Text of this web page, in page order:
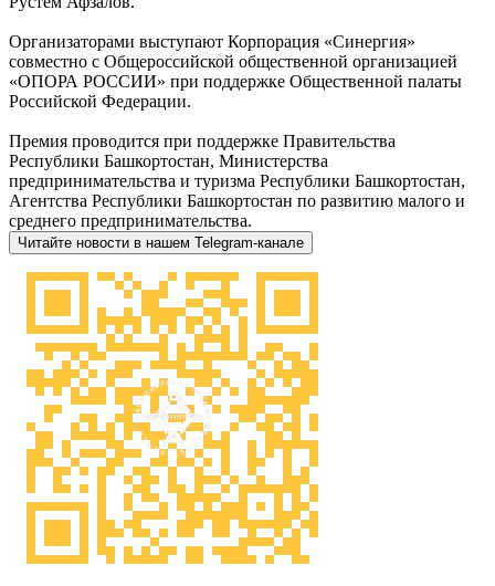
Организаторами выступают Корпорация «Синергия»
совместно с Общероссийской общественной организацией
«ОПОРА РОССИИ» при поддержке Общественной палаты
Российской Федерации.
Премия проводится при поддержке Правительства
Республики Башкортостан, Министерства
предпринимательства и туризма Республики Башкортостан,
Агентства Республики Башкортостан по развитию малого и
среднего предпринимательства.
Читайте новости в нашем Telegram-канале